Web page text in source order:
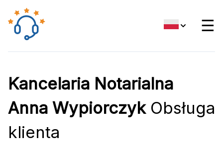
☰
Kancelaria Notarialna
Anna WypiorczykObsługa
klienta